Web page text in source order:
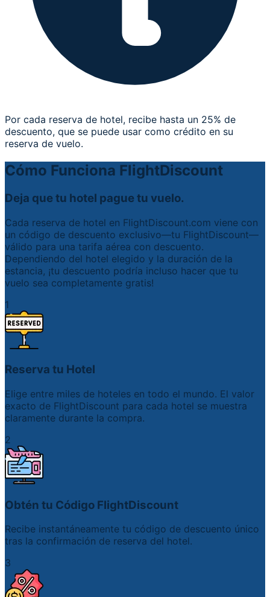
Por cada reserva de hotel, recibe hasta un 25% de
descuento, que se puede usar como crédito en su
reserva de vuelo.
Cómo Funciona FlightDiscount
Deja que tu hotel pague tu vuelo.
Cada reserva de hotel en FlightDiscount.com viene con
un código de descuento exclusivo—tu FlightDiscount—
válido para una tarifa aérea con descuento.
Dependiendo del hotel elegido y la duración de la
estancia, ¡tu descuento podría incluso hacer que tu
vuelo sea completamente gratis!
1
Reserva tu Hotel
Elige entre miles de hoteles en todo el mundo. El valor
exacto de FlightDiscount para cada hotel se muestra
claramente durante la compra.
2
Obtén tu Código FlightDiscount
Recibe instantáneamente tu código de descuento único
tras la confirmación de reserva del hotel.
3